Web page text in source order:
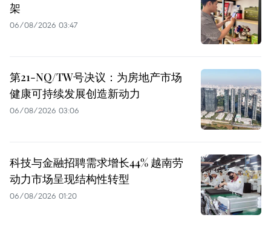
架
06/08/2026 03:47
第21-NQ/TW号决议：为房地产市场
健康可持续发展创造新动力
06/08/2026 03:06
科技与金融招聘需求增长44% 越南劳
动力市场呈现结构性转型
06/08/2026 01:20